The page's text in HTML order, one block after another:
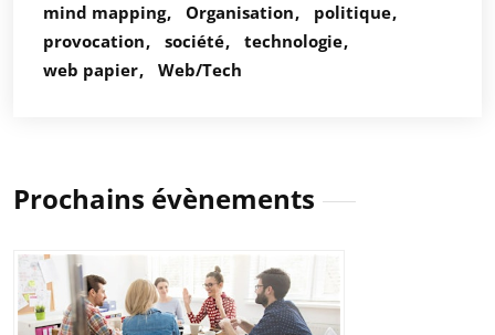
mind mapping
Organisation
politique
provocation
société
technologie
web papier
Web/Tech
Prochains évènements